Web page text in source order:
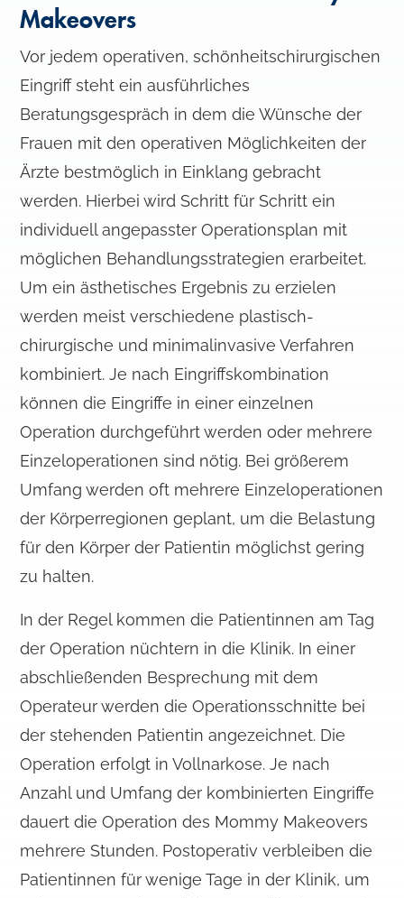
Makeovers
Vor jedem operativen, schönheitschirurgischen
Eingriff steht ein ausführliches
Beratungsgespräch in dem die Wünsche der
Frauen mit den operativen Möglichkeiten der
Ärzte bestmöglich in Einklang gebracht
werden. Hierbei wird Schritt für Schritt ein
individuell angepasster Operationsplan mit
möglichen Behandlungsstrategien erarbeitet.
Um ein ästhetisches Ergebnis zu erzielen
werden meist verschiedene plastisch-
chirurgische und minimalinvasive Verfahren
kombiniert. Je nach Eingriffskombination
können die Eingriffe in einer einzelnen
Operation durchgeführt werden oder mehrere
Einzeloperationen sind nötig. Bei größerem
Umfang werden oft mehrere Einzeloperationen
der Körperregionen geplant, um die Belastung
für den Körper der Patientin möglichst gering
zu halten.
In der Regel kommen die Patientinnen am Tag
der Operation nüchtern in die Klinik. In einer
abschließenden Besprechung mit dem
Operateur werden die Operationsschnitte bei
der stehenden Patientin angezeichnet. Die
Operation erfolgt in Vollnarkose. Je nach
Anzahl und Umfang der kombinierten Eingriffe
dauert die Operation des Mommy Makeovers
mehrere Stunden. Postoperativ verbleiben die
Patientinnen für wenige Tage in der Klinik, um